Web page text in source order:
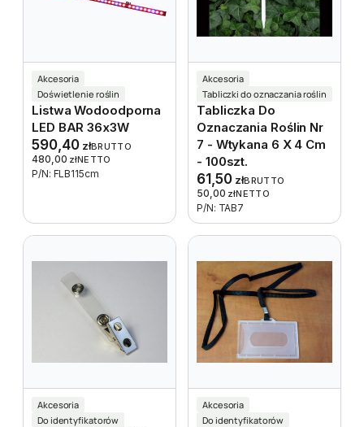
Akcesoria
Doświetlenie roślin
Listwa Wodoodporna
LED BAR 36x3W
590,40 złBRUTTO
480,00 złNETTO
P/N: FLB115cm
Akcesoria
Tabliczki do oznaczania roślin
Tabliczka Do
Oznaczania Roślin Nr
7 - Wtykana 6 X 4 Cm
- 100szt.
61,50 złBRUTTO
50,00 złNETTO
P/N: TAB7
Akcesoria
Do identyfikatorów
Akcesoria
Do identyfikatorów